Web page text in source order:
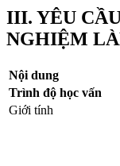
III. YÊU
NGHIỆM
Nội dung
Trình độ học vấn
Giới tính